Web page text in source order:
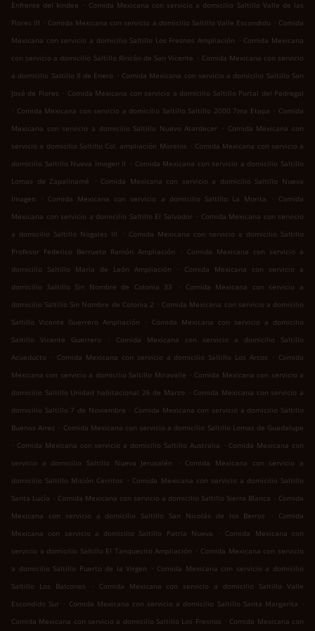
Enfrente del kindee . Comida Mexicana con servicio a domicilio Saltillo Valle de las
Flores III . Comida Mexicana con servicio a domicilio Saltillo Valle Escondido . Comida
Mexicana con servicio a domicilio Saltillo Los Fresnos Ampliación . Comida Mexicana
con servicio a domicilio Saltillo Rincón de San Vicente . Comida Mexicana con servicio
a domicilio Saltillo 8 de Enero . Comida Mexicana con servicio a domicilio Saltillo San
José de Flores . Comida Mexicana con servicio a domicilio Saltillo Portal del Pedregal
. Comida Mexicana con servicio a domicilio Saltillo Saltillo 2000 7ma Etapa . Comida
Mexicana con servicio a domicilio Saltillo Nuevo Atardecer . Comida Mexicana con
servicio a domicilio Saltillo Col. ampliación Morelos . Comida Mexicana con servicio a
domicilio Saltillo Nueva Imagen II . Comida Mexicana con servicio a domicilio Saltillo
Lomas de Zapalinamé
. Comida Mexicana con servicio a domicilio Saltillo Nueva
Imagen
. Comida Mexicana con servicio a domicilio Saltillo La Morita . Comida
Mexicana con servicio a domicilio Saltillo El Salvador . Comida Mexicana con servicio
a domicilio Saltillo Nogales III
. Comida Mexicana con servicio a domicilio Saltillo
Profesor Federico Berrueto Ramón Ampliación
. Comida Mexicana con servicio a
domicilio Saltillo María de León Ampliación
.
Comida Mexicana con servicio a
domicilio Saltillo Sin Nombre de Colonia 33
.
Comida Mexicana con servicio a
domicilio Saltillo Sin Nombre de Colonia 2 . Comida Mexicana con servicio a domicilio
Saltillo Vicente Guerrero Ampliación
. Comida Mexicana con servicio a domicilio
Saltillo Vicente Guerrero
.
Comida Mexicana con servicio a domicilio Saltillo
Acueducto
. Comida Mexicana con servicio a domicilio Saltillo Los Arcos . Comida
Mexicana con servicio a domicilio Saltillo Miravalle . Comida Mexicana con servicio a
domicilio Saltillo Unidad habitacional 26 de Marzo . Comida Mexicana con servicio a
domicilio Saltillo 7 de Noviembre . Comida Mexicana con servicio a domicilio Saltillo
Buenos Aires . Comida Mexicana con servicio a domicilio Saltillo Lomas de Guadalupe
. Comida Mexicana con servicio a domicilio Saltillo Australia . Comida Mexicana con
servicio a domicilio Saltillo Nueva Jerusalén
. Comida Mexicana con servicio a
domicilio Saltillo Misión Cerritos . Comida Mexicana con servicio a domicilio Saltillo
Santa Lucía . Comida Mexicana con servicio a domicilio Saltillo Sierra Blanca . Comida
Mexicana con servicio a domicilio Saltillo San Nicolás de los Berros
.
Comida
Mexicana con servicio a domicilio Saltillo Patria Nueva
. Comida Mexicana con
servicio a domicilio Saltillo El Tanquecito Ampliación . Comida Mexicana con servicio
a domicilio Saltillo Puerto de la Virgen
. Comida Mexicana con servicio a domicilio
Saltillo Los Balcones
.
Comida Mexicana con servicio a domicilio Saltillo Valle
Escondido Sur . Comida Mexicana con servicio a domicilio Saltillo Santa Margarita .
Comida Mexicana con servicio a domicilio Saltillo Los Fresnos . Comida Mexicana con